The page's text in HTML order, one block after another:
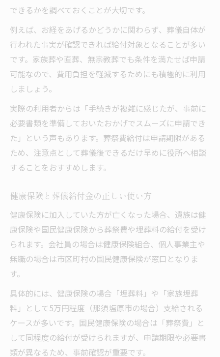
できるかを調べておくことが大切です。
例えば、お経をあげるかどうかに関わらず、葬儀自体が
行われた事実が確認できれば給付対象となることが多い
です。家族葬や直葬、無宗教葬でも条件を満たせば申請
可能なので、費用負担を軽減するためにも積極的に利用
しましょう。
実際の利用者からは「手続きが複雑に感じたが、事前に
必要書類を準備しておいたおかげでスムーズに申請でき
た」という声もあります。葬祭費給付は申請期限がある
ため、注意点として葬儀後できるだけ早めに役所へ相談
することをおすすめします。
健康保険と葬儀給付金の正しい使い方
健康保険に加入していた方が亡くなった場合、遺族は健
康保険や国民健康保険から葬祭費や埋葬料の給付を受け
られます。会社員の場合は健康保険組合、個人事業主や
無職の場合は市区町村の国民健康保険が窓口となりま
す。
具体的には、健康保険の場合「埋葬料」や「家族埋葬
料」として5万円程度（那須塩原市の場合）支給される
ケースが多いです。国民健康保険の場合は「葬祭費」と
して同程度の給付が受けられますが、申請期限や必要書
類が異なるため、事前確認が重要です。